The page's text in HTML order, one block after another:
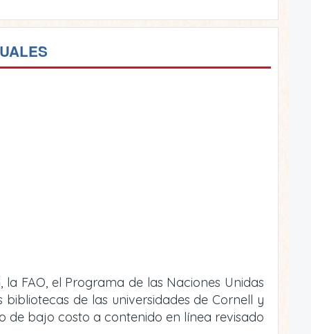
FAO, el Programa de las Naciones Unidas
de las universidades de Cornell y
de bajo costo a contenido en línea revisado